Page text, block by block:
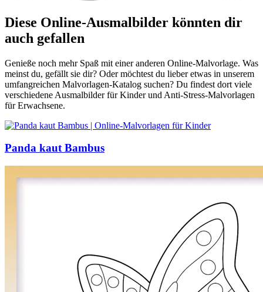
Diese Online-Ausmalbilder könnten dir
auch gefallen
Genieße noch mehr Spaß mit einer anderen Online-Malvorlage. Was
meinst du, gefällt sie dir? Oder möchtest du lieber etwas in unserem
umfangreichen Malvorlagen-Katalog suchen? Du findest dort viele
verschiedene Ausmalbilder für Kinder und Anti-Stress-Malvorlagen
für Erwachsene.
Panda kaut Bambus